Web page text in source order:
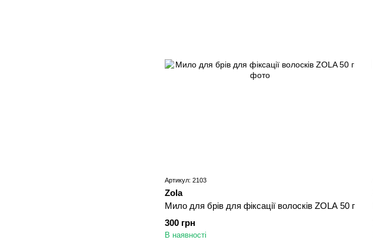
Артикул: 2103
Zola
Мило для брів для фіксації волосків ZOLA 50 г
300 грн
В наявності